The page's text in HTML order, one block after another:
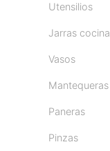
Utensilios
Jarras cocina
Vasos
Mantequeras
Paneras
Pinzas